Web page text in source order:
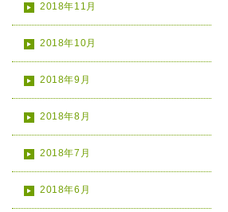
2018年11月
2018年10月
2018年9月
2018年8月
2018年7月
2018年6月